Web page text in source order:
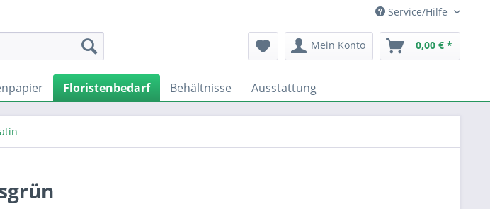
Service/Hilfe
Mein Konto 0,00 € *
Floristenbedarf Behältnisse Ausstattung